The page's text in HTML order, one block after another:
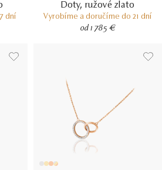
dní
Doty, ružové zlato
Vyrobíme a doručíme do 21 dní
od 1 785 €